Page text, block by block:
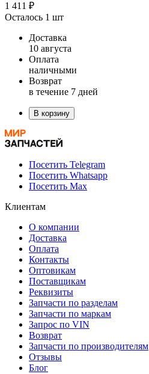
1 411 ₽
Осталось 1 шт
Доставка
10 августа
Оплата
наличными
Возврат
в течение 7 дней
В корзину
Посетить Telegram
Посетить Whatsapp
Посетить Max
Клиентам
О компании
Доставка
Оплата
Контакты
Оптовикам
Поставщикам
Реквизиты
Запчасти по разделам
Запчасти по маркам
Запрос по VIN
Возврат
Запчасти по производителям
Отзывы
Блог